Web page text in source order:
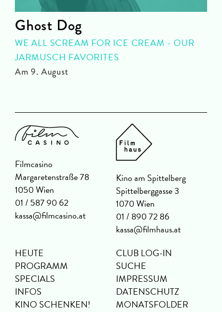
Ghost Dog
WE ALL SCREAM FOR ICE CREAM - OUR
JARMUSCH FAVORITES
Am 9. August
Filmcasino
Margaretenstraße 78
1050 Wien
01 / 587 90 62
kassa@filmcasino.at
Kino am Spittelberg
Spittelberggasse 3
1070 Wien
01 / 890 72 86
kassa@filmhaus.at
HEUTE
PROGRAMM
SPECIALS
INFOS
KINO SCHENKEN!
CLUB LOG-IN
SUCHE
IMPRESSUM
DATENSCHUTZ
MONATSFOLDER